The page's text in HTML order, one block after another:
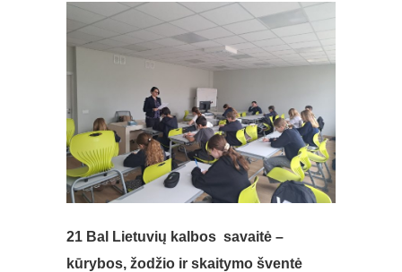
21 Bal
Lietuvių kalbos savaitė –
kūrybos, žodžio ir skaitymo šventė